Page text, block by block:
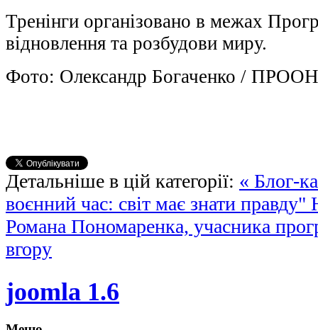
Тренінги організовано в межах
відновлення та розбудови миру.
Фото: Олександр Богаченко / ПРООН
Детальніше в цій категорії: « Блог-
воєнний час: світ має знати правду"
Романа Пономаренка, учасника
вгору
joomla 1.6